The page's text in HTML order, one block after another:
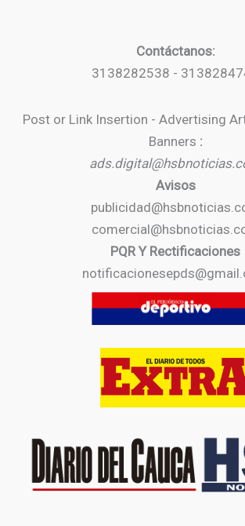
Contáctanos:
3138282538 -
Post or Link Insertion - Advertising
Banners :
Avisos
PQR Y Rectificaciones